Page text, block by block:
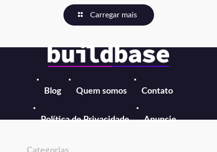
Carregar mais
Blog Quem somos Contato
Política de Privacidade Anuncie